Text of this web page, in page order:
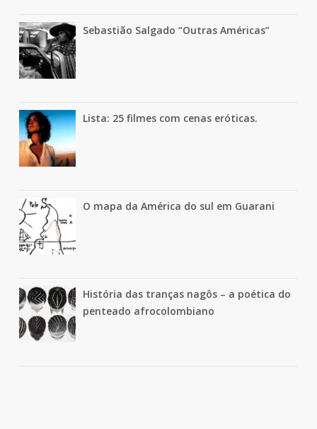
Sebastião Salgado “Outras Américas”
Lista: 25 filmes com cenas eróticas.
O mapa da América do sul em Guarani
História das tranças nagôs – a poética do
penteado afrocolombiano